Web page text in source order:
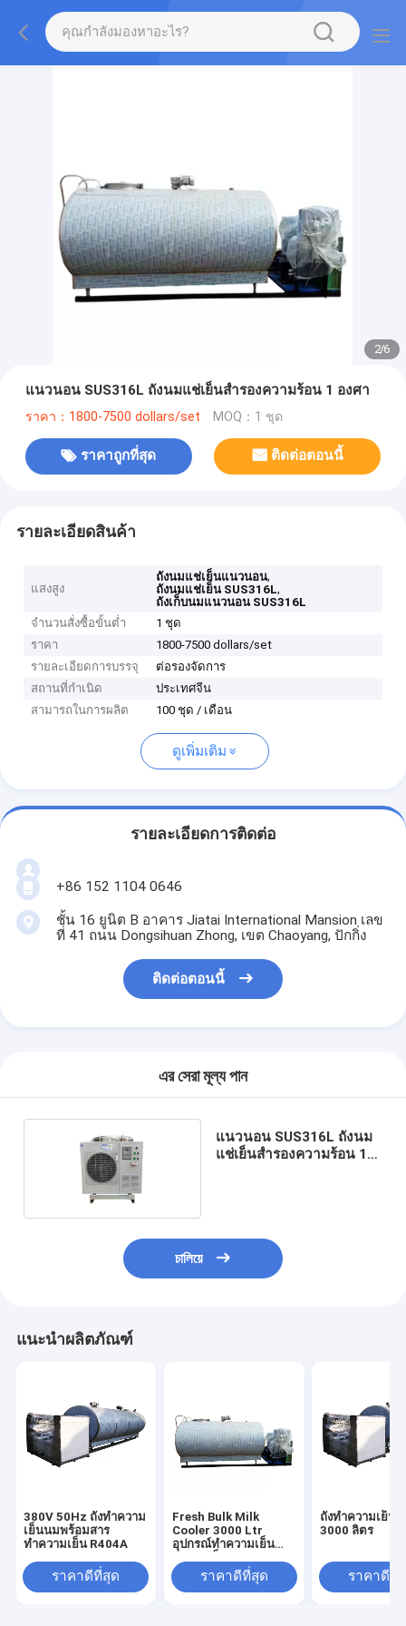
2/6
แนวนอน SUS316L ถังนมแช่เย็นสำรองความร้อน 1 องศา
ราคา：1800-7500 dollars/set MOQ：1 ชุด
ราคาถูกที่สุด ติดต่อตอนนี้
รายละเอียดสินค้า
แสงสูง
ถังนมแช่เย็นแนวนอน,
ถังนมแช่เย็น SUS316L,
ถังเก็บนมแนวนอน SUS316L
จำนวนสั่งซื้อขั้นต่ำ
1 ชุด
ราคา
1800-7500 dollars/set
รายละเอียดการบรรจุ
ต่อรองจัดการ
สถานที่กำเนิด
ประเทศจีน
สามารถในการผลิต
100 ชุด / เดือน
ดูเพิ่มเติม
รายละเอียดการติดต่อ
+86 152 1104 0646
ชั้น 16 ยูนิต B อาคาร Jiatai International Mansion เลข
ที่ 41 ถนน Dongsihuan Zhong, เขต Chaoyang, ปักกิ่ง
ติดต่อตอนนี้
এর সেরা মূল্য পান
แนวนอน SUS316L ถังนม
แช่เย็นสำรองความร้อน 1
চালিয়ে
แนะนำผลิตภัณฑ์
380V 50Hz ถังทำความ
เย็นนมพร้อมสาร
ทำความเย็น R404A
ราคาดีที่สุด
Fresh Bulk Milk
Cooler 3000 Ltr
อุปกรณ์ทำความเย็น
ราคาดีที่สุด
ถังทำความเย็น
3000 ลิตร
ราคาดีที่